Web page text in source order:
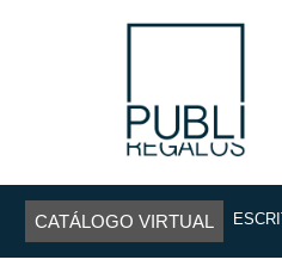
CATÁLOGO VIRTUAL